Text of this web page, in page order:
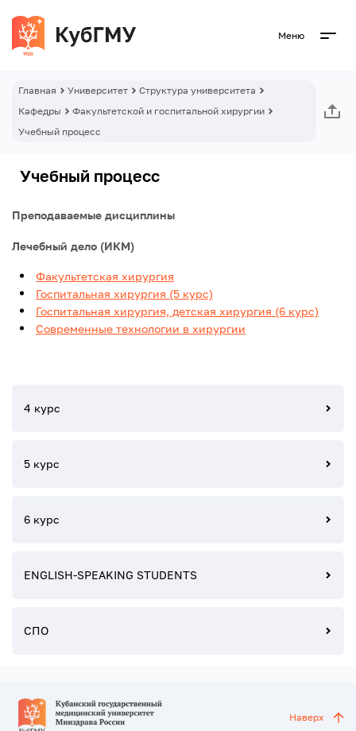
Меню
Главная Университет
Структура университета
Кафедры
Факультетской и госпитальной хирургии
Учебный процесс
Учебный процесс
Преподаваемые дисциплины
Лечебный дело (ИКМ)
Факультетская хирургия
Госпитальная хирургия (5 курс)
Госпитальная хирургия, детская хирургия (6 курс)
Современные технологии в хирургии
4 курс
5 курс
6 курс
ENGLISH-SPEAKING STUDENTS
СПО
Наверх